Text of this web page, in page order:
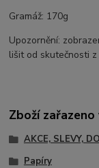
Gramáž: 170g
Upozornění:
lišit od skutečnosti
Zboží
AKCE, SLEVY,
Papíry